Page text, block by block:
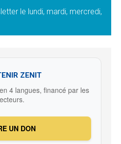
le lundi, mardi, mercredi,
ZENIT
4 langues, financé par les
UN DON